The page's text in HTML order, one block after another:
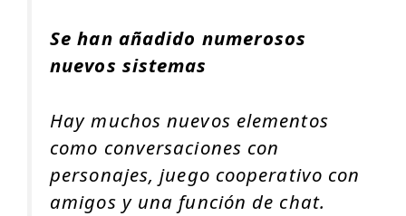
Se han añadido numerosos
nuevos sistemas
Hay muchos nuevos elementos
como conversaciones con
personajes, juego cooperativo con
amigos y una función de chat.